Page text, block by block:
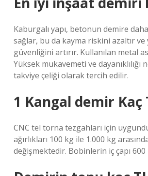
Kaburgalı yapı, betonun demire daha
sağlar, bu da kayma riskini azaltır ve
güvenliğini artırır. Kullanılan metal
Yüksek mukavemeti ve dayanıklılığı
takviye çeliği olarak tercih edilir.
1 Kangal demir Kaç
CNC tel torna tezgahları için
ağırlıkları 100 kg ile 1.000 kg
değişmektedir. Bobinlerin iç çapı 600